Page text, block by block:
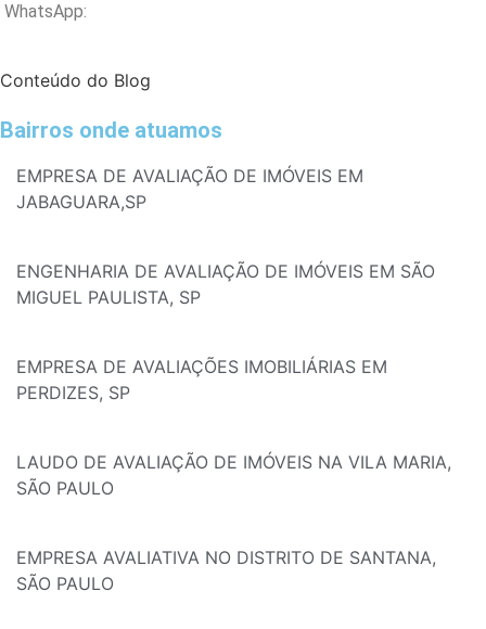
WhatsApp:
Conteúdo do Blog
Bairros onde atuamos
EMPRESA DE AVALIAÇÃO DE IMÓVEIS EM
JABAGUARA,SP
ENGENHARIA DE AVALIAÇÃO DE IMÓVEIS EM SÃO
MIGUEL PAULISTA, SP
EMPRESA DE AVALIAÇÕES IMOBILIÁRIAS EM
PERDIZES, SP
LAUDO DE AVALIAÇÃO DE IMÓVEIS NA VILA MARIA,
SÃO PAULO
EMPRESA AVALIATIVA NO DISTRITO DE SANTANA,
SÃO PAULO